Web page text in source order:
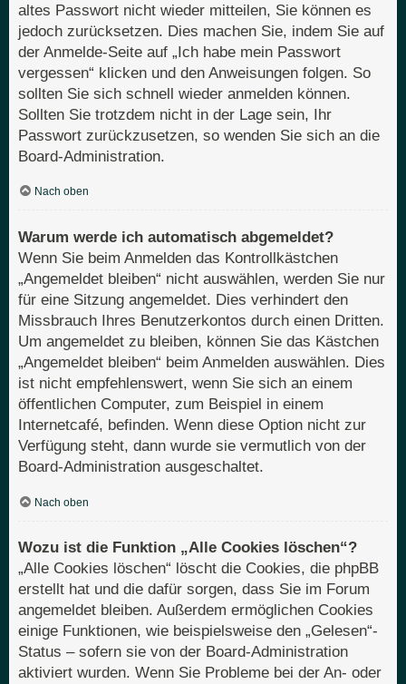
altes Passwort nicht wieder mitteilen, Sie können es
jedoch zurücksetzen. Dies machen Sie, indem Sie auf
der Anmelde-Seite auf „Ich habe mein Passwort
vergessen“ klicken und den Anweisungen folgen. So
sollten Sie sich schnell wieder anmelden können.
Sollten Sie trotzdem nicht in der Lage sein, Ihr
Passwort zurückzusetzen, so wenden Sie sich an die
Board-Administration.
Nach oben
Warum werde ich automatisch abgemeldet?
Wenn Sie beim Anmelden das Kontrollkästchen
„Angemeldet bleiben“ nicht auswählen, werden Sie nur
für eine Sitzung angemeldet. Dies verhindert den
Missbrauch Ihres Benutzerkontos durch einen Dritten.
Um angemeldet zu bleiben, können Sie das Kästchen
„Angemeldet bleiben“ beim Anmelden auswählen. Dies
ist nicht empfehlenswert, wenn Sie sich an einem
öffentlichen Computer, zum Beispiel in einem
Internetcafé, befinden. Wenn diese Option nicht zur
Verfügung steht, dann wurde sie vermutlich von der
Board-Administration ausgeschaltet.
Nach oben
Wozu ist die Funktion „Alle Cookies löschen“?
„Alle Cookies löschen“ löscht die Cookies, die phpBB
erstellt hat und die dafür sorgen, dass Sie im Forum
angemeldet bleiben. Außerdem ermöglichen Cookies
einige Funktionen, wie beispielsweise den „Gelesen“-
Status – sofern sie von der Board-Administration
aktiviert wurden. Wenn Sie Probleme bei der An- oder